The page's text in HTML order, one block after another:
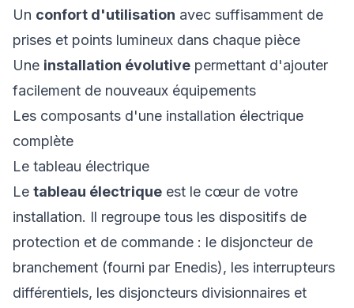
Un confort d'utilisation avec suffisamment de
prises et points lumineux dans chaque pièce
Une installation évolutive permettant d'ajouter
facilement de nouveaux équipements
Les composants d'une installation électrique
complète
Le tableau électrique
Le tableau électrique est le cœur de votre
installation. Il regroupe tous les dispositifs de
protection et de commande : le disjoncteur de
branchement (fourni par Enedis), les interrupteurs
différentiels, les disjoncteurs divisionnaires et